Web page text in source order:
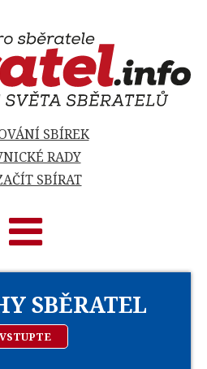
SBÍREK
RADY
SBÍRAT
SBĚRATEL
VSTUPTE